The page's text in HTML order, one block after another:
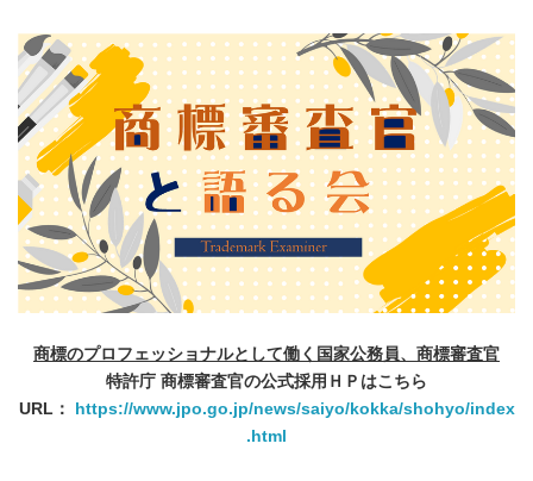
商標のプロフェッショナルとして働く国家公務員、商標審査官
特許庁 商標審査官の公式採用ＨＰはこちら
URL：
https://www.jpo.go.jp/news/saiyo/kokka/shohyo/index
.html